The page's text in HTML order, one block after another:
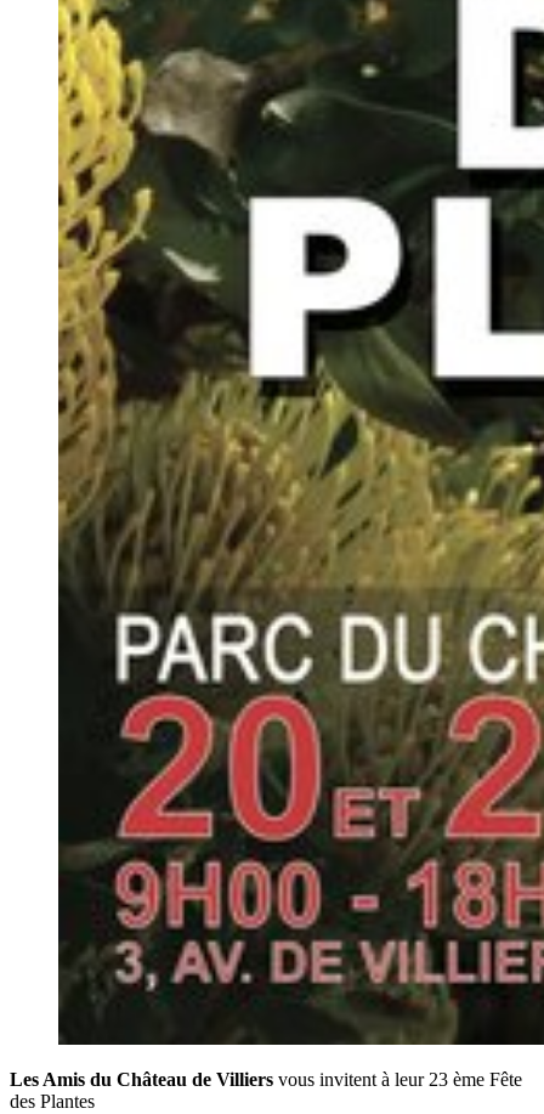
Les Amis du Château de Villiers vous invitent à leur 23 ème Fête
des Plantes